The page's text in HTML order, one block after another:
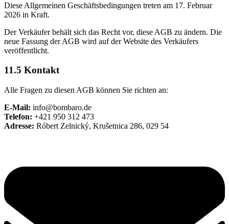
Diese Allgemeinen Geschäftsbedingungen treten am 17. Februar
2026 in Kraft.
Der Verkäufer behält sich das Recht vor, diese AGB zu ändern. Die
neue Fassung der AGB wird auf der Website des Verkäufers
veröffentlicht.
11.5 Kontakt
Alle Fragen zu diesen AGB können Sie richten an:
E-Mail: info@bombaro.de
Telefon: +421 950 312 473
Adresse: Róbert Zelnický, Krušetnica 286, 029 54